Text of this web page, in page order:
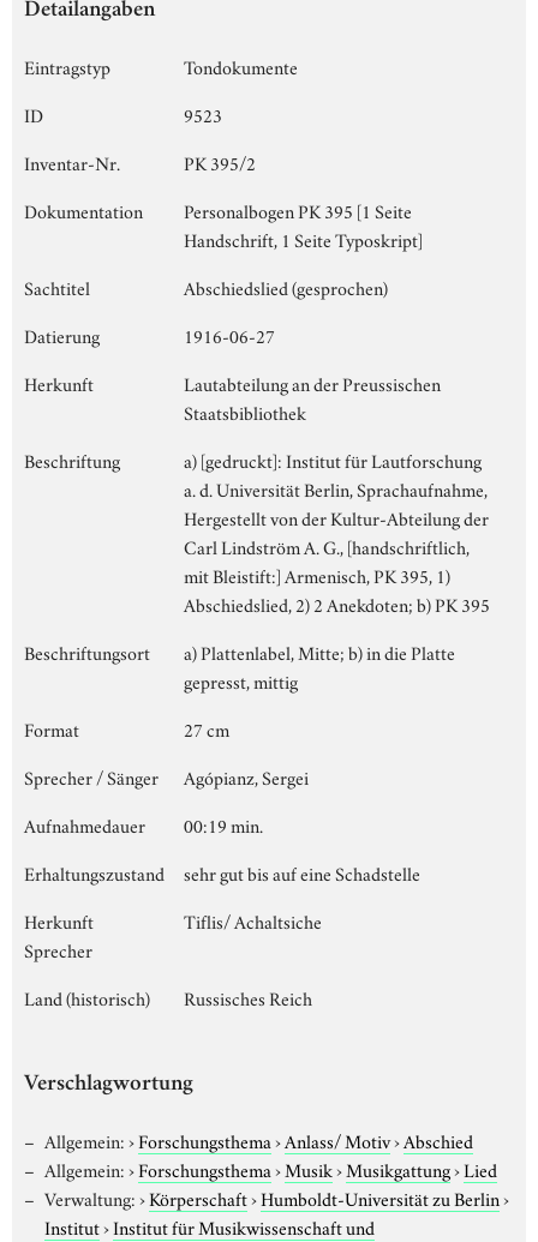
Detailangaben
Eintragstyp
Tondokumente
ID
9523
Inventar-Nr.
PK 395/2
Dokumentation
Personalbogen PK 395 [1 Seite
Handschrift, 1 Seite Typoskript]
Sachtitel
Abschiedslied (gesprochen)
Datierung
1916-06-27
Herkunft
Lautabteilung an der Preussischen
Staatsbibliothek
Beschriftung
a) [gedruckt]: Institut für Lautforschung
a. d. Universität Berlin, Sprachaufnahme,
Hergestellt von der Kultur-Abteilung der
Carl Lindström A. G., [handschriftlich,
mit Bleistift:] Armenisch, PK 395, 1)
Abschiedslied, 2) 2 Anekdoten; b) PK 395
Beschriftungsort
a) Plattenlabel, Mitte; b) in die Platte
gepresst, mittig
Format
27 cm
Sprecher / Sänger
Agópianz, Sergei
Aufnahmedauer
00:19 min.
Erhaltungszustand
sehr gut bis auf eine Schadstelle
Herkunft
Sprecher
Tiflis/ Achaltsiche
Land (historisch) Russisches Reich
Verschlagwortung
Allgemein:›Forschungsthema›Anlass/ Motiv›Abschied
Allgemein:›Forschungsthema›Musik›Musikgattung›Lied
Verwaltung:›Körperschaft›Humboldt-Universität zu Berlin›
Institut›Institut für Musikwissenschaft und